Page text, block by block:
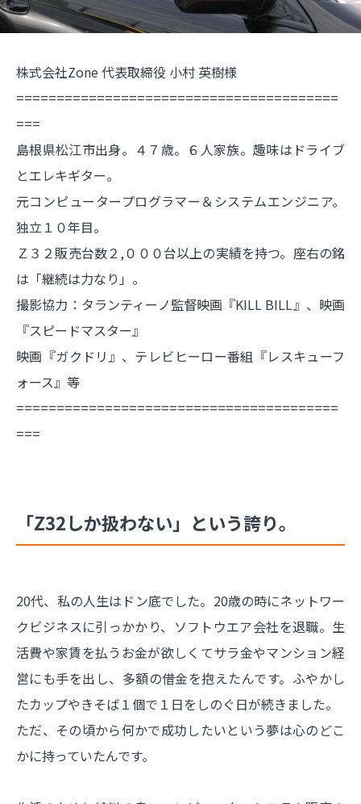
株式会社Zone 代表取締役 小村 英樹様
========================================
===
島根県松江市出身。４７歳。６人家族。趣味はドライブ
とエレキギター。
元コンピュータープログラマー＆システムエンジニア。
独立１０年目。
Ｚ３２販売台数２,０００台以上の実績を持つ。座右の銘
は「継続は力なり」。
撮影協力：タランティーノ監督映画『KILL BILL』、映画
『スピードマスター』
映画『ガクドリ』、テレビヒーロー番組『レスキューフ
ォース』等
========================================
===
「Z32しか扱わない」という誇り。
20代、私の人生はドン底でした。20歳の時にネットワー
クビジネスに引っかかり、ソフトウエア会社を退職。生
活費や家賃を払うお金が欲しくてサラ金やマンション経
営にも手を出し、多額の借金を抱えたんです。ふやかし
たカップやきそば１個で１日をしのぐ日が続きました。
ただ、その頃から何かで成功したいという夢は心のどこ
かに持っていたんです。